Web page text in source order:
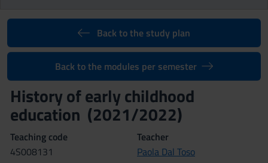
Back to the study plan
Back to the modules per semester
History of early childhood
education (2021/2022)
Teaching code
4S008131
Teacher
Paola Dal Toso